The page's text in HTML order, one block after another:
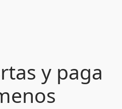
y paga